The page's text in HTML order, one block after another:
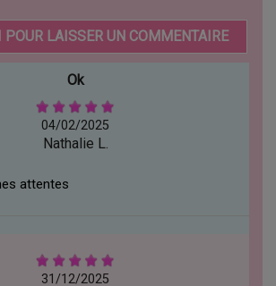
POUR LAISSER UN COMMENTAIRE
Ok
04/02/2025
Nathalie L.
attentes
31/12/2025